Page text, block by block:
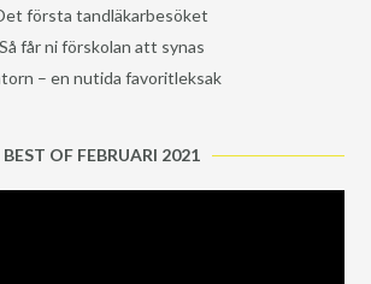
första tandläkarbesöket
Så får ni förskolan att synas
– en nutida favoritleksak
BEST OF FEBRUARI 2021